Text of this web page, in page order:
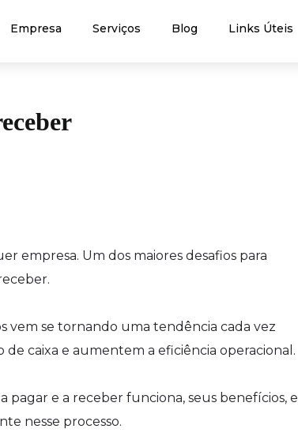
Empresa Serviços Blog Links Úteis
empresa. Um dos maiores desafios para
vem se tornando uma tendência cada vez
caixa e aumentem a eficiência operacional.
pagar e a receber funciona, seus benefícios, e
nesse processo.